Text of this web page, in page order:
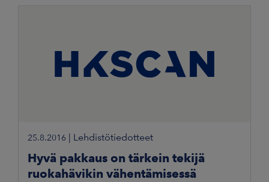
25.8.2016 Lehdistötiedotteet
Hyvä pakkaus on tärkein tekijä
ruokahävikin vähentämisessä